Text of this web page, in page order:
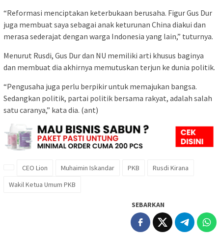
“Reformasi menciptakan keterbukaan berusaha. Figur Gus Dur
juga membuat saya sebagai anak keturunan China diakui dan
merasa sederajat dengan warga Indonesia yang lain,” tuturnya.
Menurut Rusdi, Gus Dur dan NU memiliki arti khusus baginya
dan membuat dia akhirnya memutuskan terjun ke dunia politik.
“Pengusaha juga perlu berpikir untuk memajukan bangsa.
Sedangkan politik, partai politik bersama rakyat, adalah salah
satu caranya,” kata dia. (ant)
CEO Lion Muhaimin Iskandar PKB
Rusdi Kirana
Wakil Ketua Umum PKB
SEBARKAN